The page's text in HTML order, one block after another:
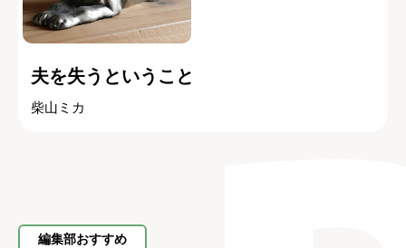
夫を失うということ
柴山ミカ
編集部おすすめ